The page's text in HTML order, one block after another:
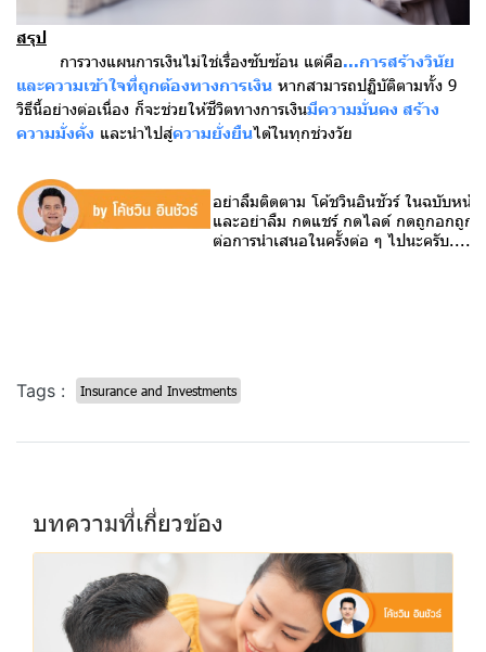
สรุป
การวางแผนการเงินไม่ใช่เรื่องซับซ้อน แต่คือ...การสร้างวินัย
และความเข้าใจที่ถูกต้องทางการเงิน หากสามารถปฏิบัติตามทั้ง 9
วิธีนี้อย่างต่อเนื่อง ก็จะช่วยให้ชีวิตทางการเงินมีความมั่นคง สร้าง
ความมั่งคั่ง และนำไปสู่ความยั่งยืนได้ในทุกช่วงวัย
อย่าลืมติดตาม โค้ชวินอินชัวร์ ในฉบับหน้า
และอย่าลืม กดแชร์ กดไลด์ กดถูกอกถูกใ
ต่อการนำเสนอในครั้งต่อ ๆ ไปนะครับ....
Tags : Insurance and Investments
บทความที่เกี่ยวข้อง